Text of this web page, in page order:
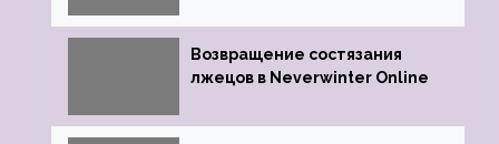
Возвращение состязания
лжецов в Neverwinter Online